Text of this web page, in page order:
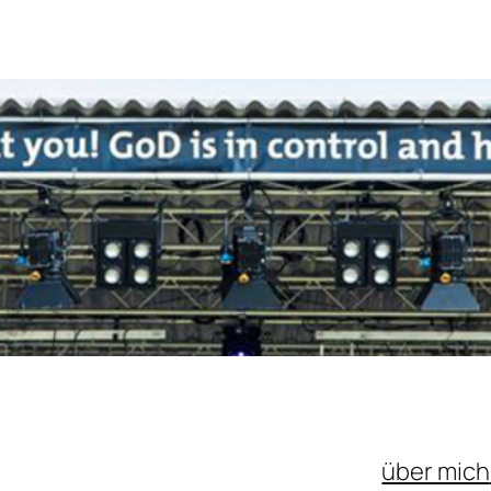
über mich